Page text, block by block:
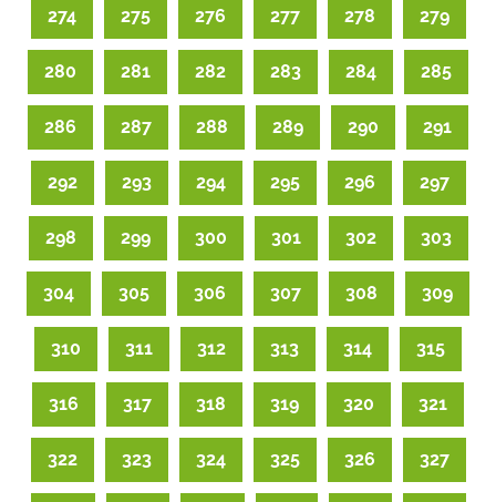
274 275 276 277 278 279
280 281 282 283 284 285
286 287 288 289 290 291
292 293 294 295 296 297
298 299 300 301 302 303
304 305 306 307 308 309
310 311 312 313 314 315
316 317 318 319 320 321
322 323 324 325 326 327